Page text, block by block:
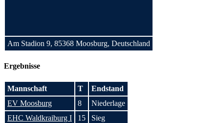
Am Stadion 9, 85368 Moosburg, Deutschland
Ergebnisse
Mannschaft T
Endstand
EV Moosburg
8
Niederlage
EHC Waldkraiburg I
15 Sieg